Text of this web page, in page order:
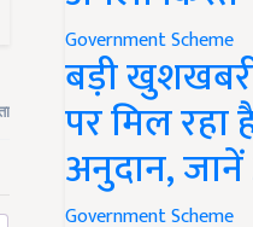
Government Scheme
बड़ी
पर मिल रहा
अनुदान, जानें
Government Scheme